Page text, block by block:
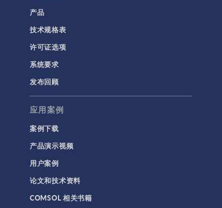
产品
技术规格表
许可证选项
系统要求
发布回顾
应用案例
案例下载
产品演示视频
用户案例
论文和技术资料
COMSOL 相关书籍